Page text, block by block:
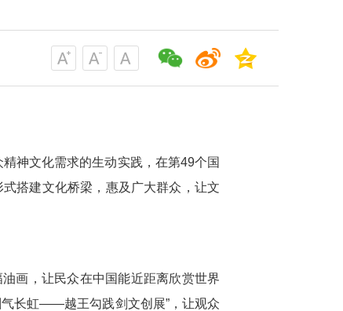
神文化需求的生动实践，在第49个国
搭建文化桥梁，惠及广大群众，让文
画，让民众在中国能近距离欣赏世界
气长虹——越王勾践剑文创展”，让观众